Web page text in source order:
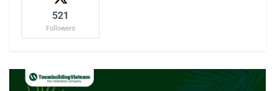
521
Followers